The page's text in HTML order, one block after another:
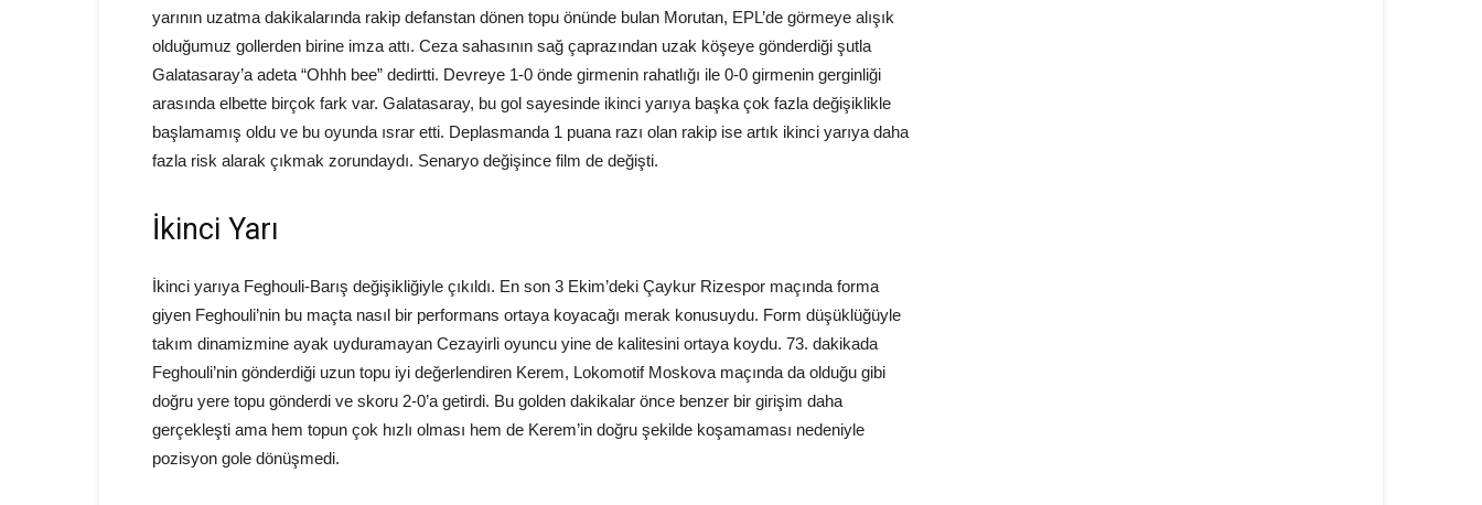
yarının uzatma dakikalarında rakip defanstan dönen topu önünde bulan Morutan, EPL’de görmeye alışık
olduğumuz gollerden birine imza attı. Ceza sahasının sağ çaprazından uzak köşeye gönderdiği şutla
Galatasaray’a adeta “Ohhh bee” dedirtti. Devreye 1-0 önde girmenin rahatlığı ile 0-0 girmenin gerginliği
arasında elbette birçok fark var. Galatasaray, bu gol sayesinde ikinci yarıya başka çok fazla değişiklikle
başlamamış oldu ve bu oyunda ısrar etti. Deplasmanda 1 puana razı olan rakip ise artık ikinci yarıya daha
fazla risk alarak çıkmak zorundaydı. Senaryo değişince film de değişti.
İkinci Yarı
İkinci yarıya Feghouli-Barış değişikliğiyle çıkıldı. En son 3 Ekim’deki Çaykur Rizespor maçında forma
giyen Feghouli’nin bu maçta nasıl bir performans ortaya koyacağı merak konusuydu. Form düşüklüğüyle
takım dinamizmine ayak uyduramayan Cezayirli oyuncu yine de kalitesini ortaya koydu. 73. dakikada
Feghouli’nin gönderdiği uzun topu iyi değerlendiren Kerem, Lokomotif Moskova maçında da olduğu gibi
doğru yere topu gönderdi ve skoru 2-0’a getirdi. Bu golden dakikalar önce benzer bir girişim daha
gerçekleşti ama hem topun çok hızlı olması hem de Kerem’in doğru şekilde koşamaması nedeniyle
pozisyon gole dönüşmedi.